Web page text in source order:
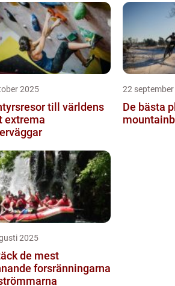
2025
till världens
extrema
22
De bästa
2025
de mest
forsränningarna